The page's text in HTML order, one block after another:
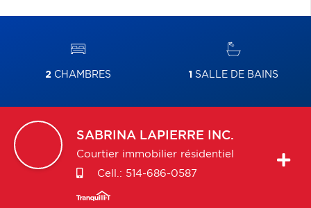
2CHAMBRES 1 SALLE DE BAINS
SABRINA LAPIERRE INC.
Courtier immobilier résidentiel
Cell.: 514-686-0587